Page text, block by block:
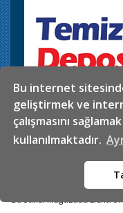
Bu internet
geliştirmek ve
çalışmasını
kullanılmaktadır.
İkitelli OSB. Sefaköy
Telefon
Mail
Sanal Mağaza